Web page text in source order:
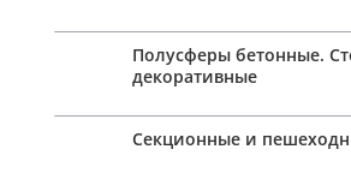
Полусферы бетонные.
декоративные
Секционные и